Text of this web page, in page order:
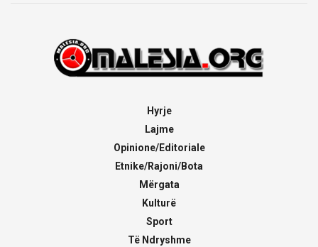
Hyrje
Lajme
Opinione/Editoriale
Etnike/Rajoni/Bota
Mërgata
Kulturë
Sport
Të Ndryshme